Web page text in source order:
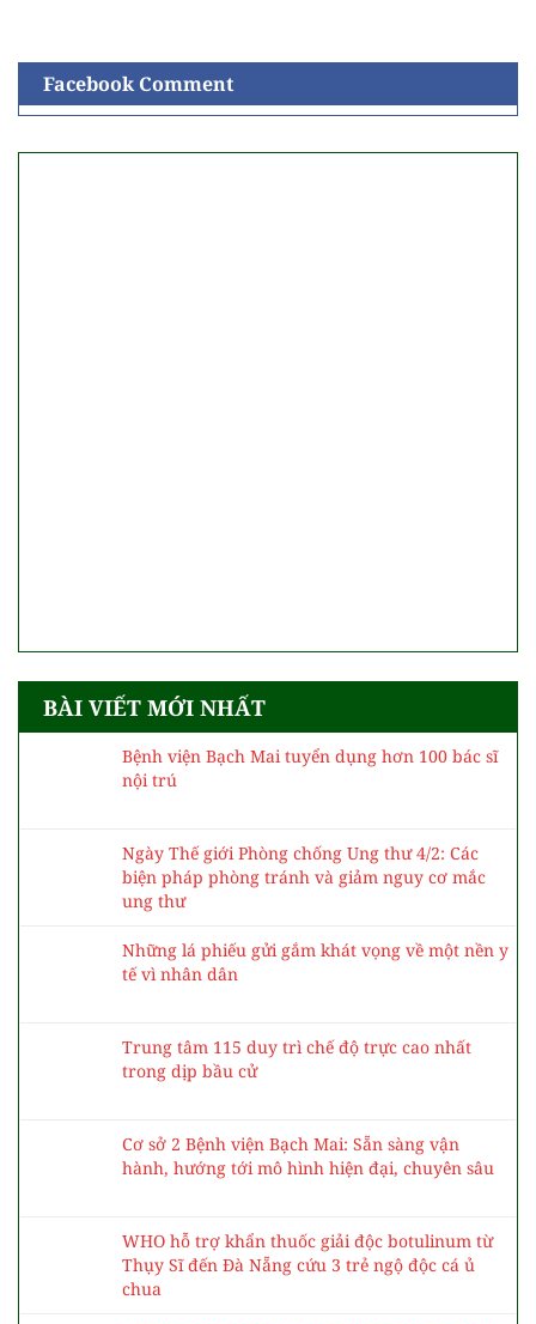
Facebook Comment
BÀI VIẾT MỚI NHẤT
Bệnh viện Bạch Mai tuyển dụng hơn 100 bác sĩ
nội trú
Ngày Thế giới Phòng chống Ung thư 4/2: Các
biện pháp phòng tránh và giảm nguy cơ mắc
ung thư
Những lá phiếu gửi gắm khát vọng về một nền y
tế vì nhân dân
Trung tâm 115 duy trì chế độ trực cao nhất
trong dịp bầu cử
Cơ sở 2 Bệnh viện Bạch Mai: Sẵn sàng vận
hành, hướng tới mô hình hiện đại, chuyên sâu
WHO hỗ trợ khẩn thuốc giải độc botulinum từ
Thụy Sĩ đến Đà Nẵng cứu 3 trẻ ngộ độc cá ủ
chua